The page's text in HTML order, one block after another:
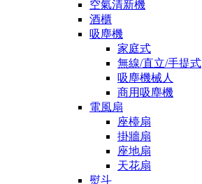
空氣清新機
酒櫃
吸塵機
家庭式
無線/直立/手提式
吸塵機械人
商用吸塵機
電風扇
座檯扇
掛牆扇
座地扇
天花扇
熨斗